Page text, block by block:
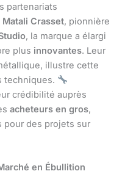
partenariats
Matali Crasset, pionnière
, la marque a élargi
plus innovantes. Leur
illustre cette
techniques.
crédibilité auprès
acheteurs en gros,
pour des projets sur
en Ébullition